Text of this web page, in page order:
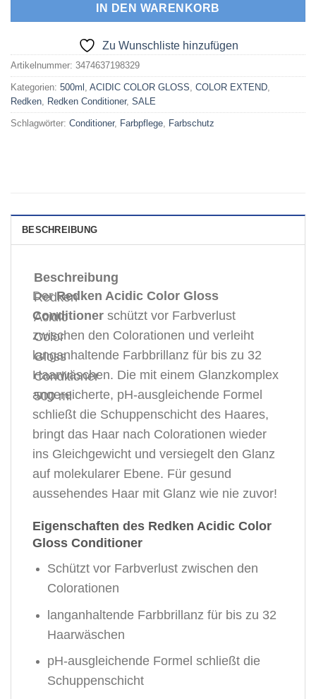
IN DEN WARENKORB
Zu Wunschliste hinzufügen
Artikelnummer: 3474637198329
Kategorien: 500ml ACIDIC COLOR GLOSS COLOR EXTEND
Redken Redken Conditioner, SALE
Schlagwörter: Conditioner, Farbpflege Farbschutz
BESCHREIBUNG
Beschreibung
Redken
Acidic
Color
Gloss
Conditioner
500 ml
DerRedken Acidic Color Gloss
Conditioner schützt vor Farbverlust
zwischen den Colorationen und verleiht
langanhaltende Farbbrillanz für bis zu 32
Haarwäschen. Die mit einem Glanzkomplex
angereicherte, pH-ausgleichende Formel
schließt die Schuppenschicht des Haares,
bringt das Haar nach Colorationen wieder
ins Gleichgewicht und versiegelt den Glanz
auf molekularer Ebene. Für gesund
aussehendes Haar mit Glanz wie nie zuvor!
Eigenschaften des Redken Acidic Color
Gloss Conditioner
Schützt vor Farbverlust zwischen den
Colorationen
langanhaltende Farbbrillanz für bis zu 32
Haarwäschen
pH-ausgleichende Formel schließt die
Schuppenschicht